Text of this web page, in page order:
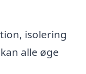
isolering
alle øge